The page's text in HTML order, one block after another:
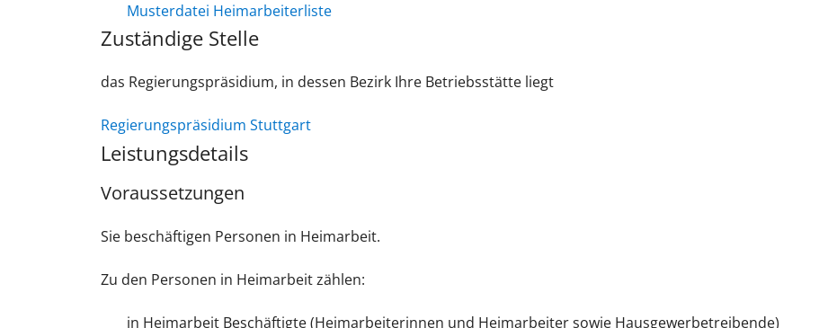
Musterdatei Heimarbeiterliste
Zuständige Stelle
das Regierungspräsidium, in dessen Bezirk Ihre Betriebsstätte liegt
Regierungspräsidium Stuttgart
Leistungsdetails
Voraussetzungen
Sie beschäftigen Personen in Heimarbeit.
Zu den Personen in Heimarbeit zählen:
in Heimarbeit Beschäftigte (Heimarbeiterinnen und Heimarbeiter sowie Hausgewerbetreibende)